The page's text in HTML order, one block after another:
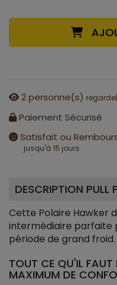
2personne(s)
Paiement Sécurisé
Satisfait ou
jusqu'à 15 jours
DESCRIPTION PULL
Cette Polaire Hawker
intermédiaire parfaite
période de grand froid.
TOUT CE QU'IL FAUT
MAXIMUM DE